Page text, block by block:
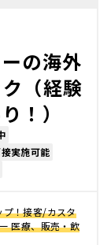
の海外
（経験
！）
実施可能
プ！接客/カスタ
医療、販売・飲